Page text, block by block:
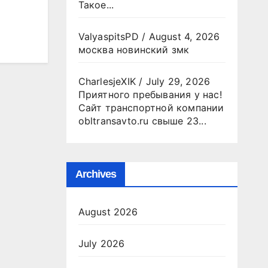
Такое...
ValyaspitsPD / August 4, 2026
москва новинский змк
CharlesjeXIK/ July 29, 2026
Приятного пребывания у нас!
Сайт транспортной компании
obltransavto.ru свыше 23...
Archives
August 2026
July 2026